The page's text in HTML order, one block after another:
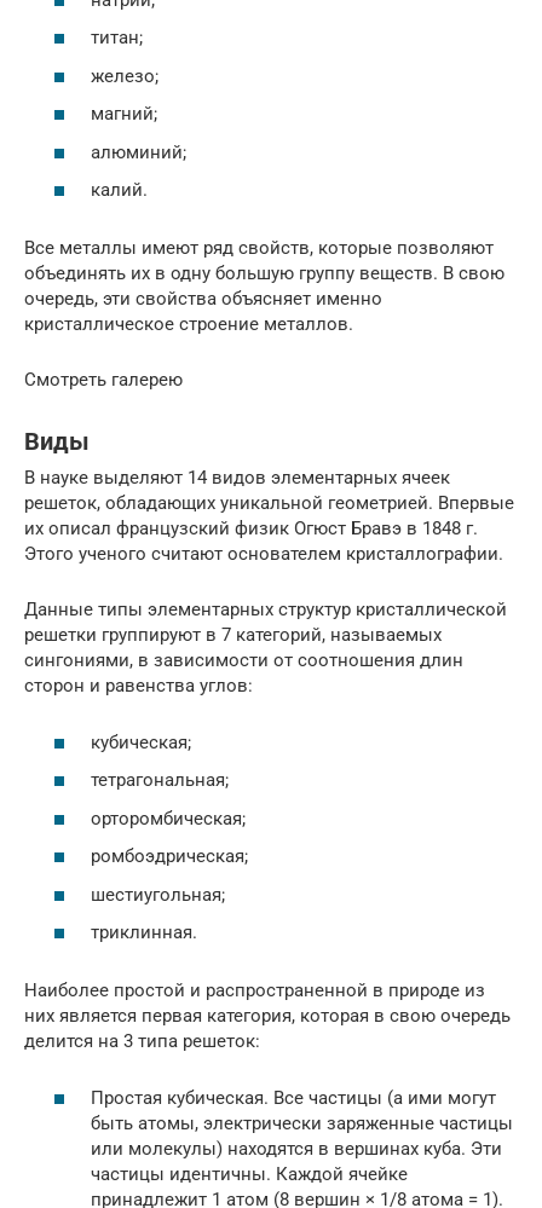
титан;
железо;
магний;
алюминий;
калий.
Все металлы имеют ряд свойств, которые позволяют
объединять их в одну большую группу веществ. В свою
очередь, эти свойства объясняет именно
кристаллическое строение металлов.
Смотреть галерею
Виды
В науке выделяют 14 видов элементарных ячеек
решеток, обладающих уникальной геометрией. Впервые
их описал французский физик Огюст Бравэ в 1848 г.
Этого ученого считают основателем кристаллографии.
Данные типы элементарных структур кристаллической
решетки группируют в 7 категорий, называемых
сингониями, в зависимости от соотношения длин
сторон и равенства углов:
кубическая;
тетрагональная;
орторомбическая;
ромбоэдрическая;
шестиугольная;
триклинная.
Наиболее простой и распространенной в природе из
них является первая категория, которая в свою очередь
делится на 3 типа решеток:
Простая кубическая. Все частицы (а ими могут
быть атомы, электрически заряженные частицы
или молекулы) находятся в вершинах куба. Эти
частицы идентичны. Каждой ячейке
принадлежит 1 атом (8 вершин × 1/8 атома = 1).